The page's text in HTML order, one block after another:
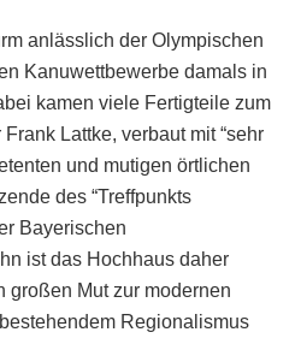
anlässlich der Olympischen
Kanuwettbewerbe damals in
kamen viele Fertigteile zum
Lattke, verbaut mit “sehr
und mutigen örtlichen
des “Treffpunkts
Bayerischen
ist das Hochhaus daher
großen Mut zur modernen
Regionalismus